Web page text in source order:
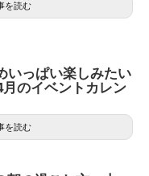
を読む
いっぱい楽しみたい
のイベントカレン
を読む